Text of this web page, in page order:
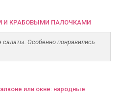
И КРАБОВЫМИ ПАЛОЧКАМИ
Особенно понравились
или окне: народные